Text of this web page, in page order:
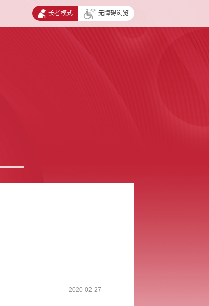
长者模式 无障碍浏览
2020-02-27